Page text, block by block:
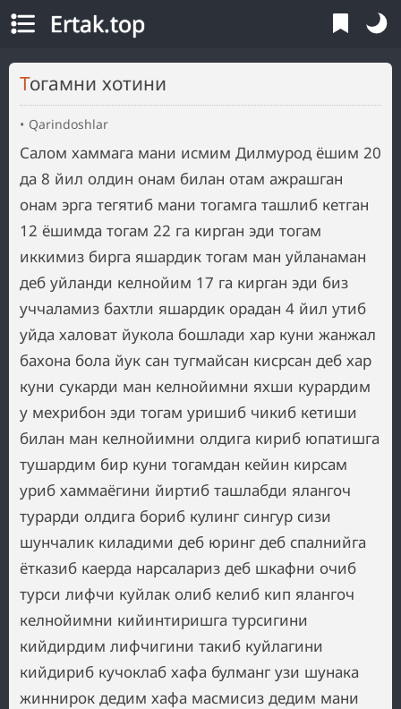
Ertak.top
Тогамни хотини
Qarindoshlar
Салом хаммага мани исмим Дилмурод ёшим 20
да 8 йил олдин онам билан отам ажрашган
онам эрга тегятиб мани тогамга ташлиб кетган
12 ёшимда тогам 22 га кирган эди тогам
иккимиз бирга яшардик тогам ман уйланаман
деб уйланди келнойим 17 га кирган эди биз
уччаламиз бахтли яшардик орадан 4 йил утиб
уйда халоват йукола бошлади хар куни жанжал
бахона бола йук сан тугмайсан кисрсан деб хар
куни сукарди ман келнойимни яхши курардим
у мехрибон эди тогам уришиб чикиб кетиши
билан ман келнойимни олдига кириб юпатишга
тушардим бир куни тогамдан кейин кирсам
уриб хаммаёгини йиртиб ташлабди ялангоч
турарди олдига бориб кулинг сингур сизи
шунчалик киладими деб юринг деб спалнийга
ётказиб каерда нарсалариз деб шкафни очиб
турси лифчи куйлак олиб келиб кип ялангоч
келнойимни кийинтиришга турсигини
кийдирдим лифчигини такиб куйлагини
кийдириб кучоклаб хафа булманг узи шунака
жиннирок дедим хафа масмисиз дедим мани